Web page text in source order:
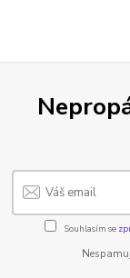
Souhlasím se